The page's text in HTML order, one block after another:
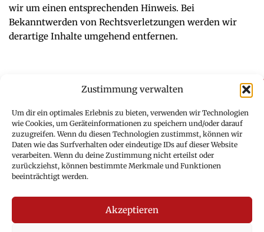
Zustimmung verwalten
Um dir ein optimales Erlebnis zu bieten, verwenden wir Technologien
wie Cookies, um Geräteinformationen zu speichern und/oder darauf
zuzugreifen. Wenn du diesen Technologien zustimmst, können wir
Daten wie das Surfverhalten oder eindeutige IDs auf dieser Website
verarbeiten. Wenn du deine Zustimmung nicht erteilst oder
zurückziehst, können bestimmte Merkmale und Funktionen
beeinträchtigt werden.
Akzeptieren
wir um einen entsprechenden Hinweis. Bei
Bekanntwerden von Rechtsverletzungen werden wir
derartige Inhalte umgehend entfernen.
MAINZER WEIN GILDE e.V.
Stefan Deiss Gildepräsident
Rheinstraße 7
55296 Harxheim
Mob. 0151 6522 2082
Stefan.b.deiss@gmail.com